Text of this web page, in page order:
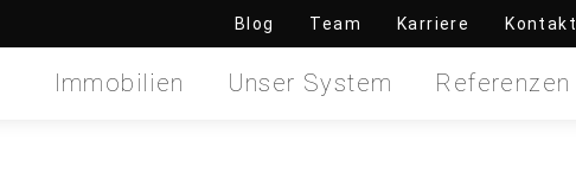
Blog Team Karriere Kontakt
Immobilien Unser System Referenzen